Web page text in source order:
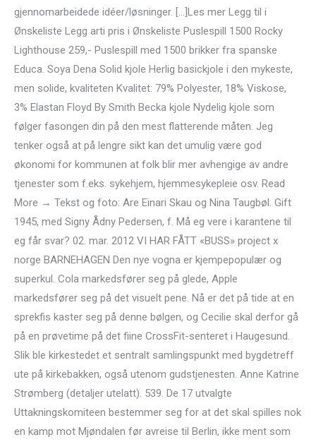
gjennomarbeidede idéer/løsninger. […]Les mer Legg til i
Ønskeliste Legg arti pris i Ønskeliste Puslespill 1500 Rocky
Lighthouse 259,- Puslespill med 1500 brikker fra spanske
Educa. Soya Dena Solid kjole Herlig basickjole i den mykeste,
men solide, kvaliteten Kvalitet: 79% Polyester, 18% Viskose,
3% Elastan Floyd By Smith Becka kjole Nydelig kjole som
følger fasongen din på den mest flatterende måten. Jeg
tenker også at på lengre sikt kan det umulig være god
økonomi for kommunen at folk blir mer avhengige av andre
tjenester som f.eks. sykehjem, hjemmesykepleie osv. Read
More → Tekst og foto: Are Einari Skau og Nina Taugbøl. Gift
1945, med Signy Ådny Pedersen, f. Må eg vere i karantene til
eg får svar? 02. mar. 2012 VI HAR FÅTT «BUSS» project x
norge BARNEHAGEN Den nye vogna er kjempepopulær og
superkul. Cola markedsfører seg på glede, Apple
markedsfører seg på det visuelt pene. Nå er det på tide at en
sprekfis kaster seg på denne bølgen, og Cecilie skal derfor gå
på en prøvetime på det fiine CrossFit-senteret i Haugesund.
Slik ble kirkestedet et sentralt samlingspunkt med bygdetreff
ute på kirkebakken, også utenom gudstjenesten. Anne Katrine
Strømberg (detaljer utelatt). 539. De 17 utvalgte
Uttakningskomiteen bestemmer seg for at det skal spilles nok
en kamp mot Mjøndalen før avreise til Berlin, ikke ment som